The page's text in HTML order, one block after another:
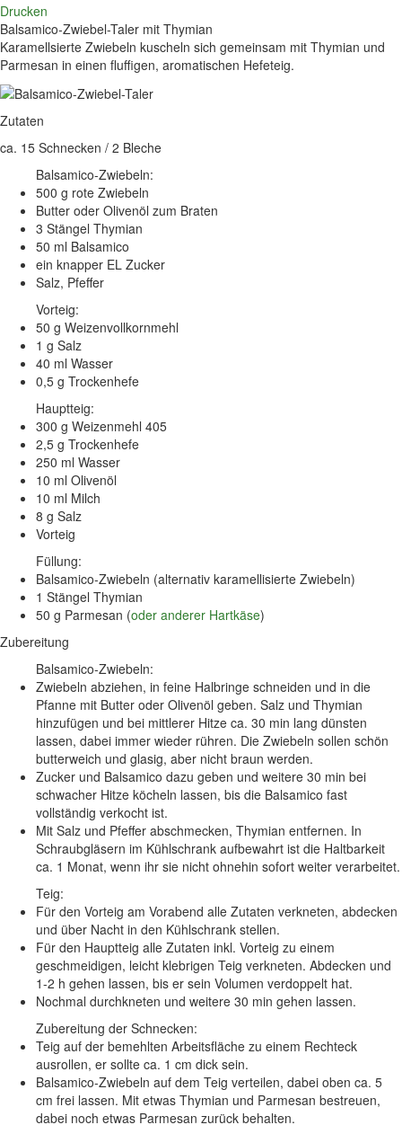
Drucken
Balsamico-Zwiebel-Taler mit Thymian
Karamellsierte Zwiebeln kuscheln sich gemeinsam mit Thymian und
Parmesan in einen fluffigen, aromatischen Hefeteig.
Zutaten
ca. 15 Schnecken / 2 Bleche
Balsamico-Zwiebeln:
500 g rote Zwiebeln
Butter oder Olivenöl zum Braten
3 Stängel Thymian
50 ml Balsamico
ein knapper EL Zucker
Salz, Pfeffer
Vorteig:
50 g Weizenvollkornmehl
1 g Salz
40 ml Wasser
0,5 g Trockenhefe
Hauptteig:
300 g Weizenmehl 405
2,5 g Trockenhefe
250 ml Wasser
10 ml Olivenöl
10 ml Milch
8 g Salz
Vorteig
Füllung:
Balsamico-Zwiebeln (alternativ karamellisierte Zwiebeln)
1 Stängel Thymian
50 g Parmesan (oder anderer Hartkäse)
Zubereitung
Balsamico-Zwiebeln:
Zwiebeln abziehen, in feine Halbringe schneiden und in die
Pfanne mit Butter oder Olivenöl geben. Salz und Thymian
hinzufügen und bei mittlerer Hitze ca. 30 min lang dünsten
lassen, dabei immer wieder rühren. Die Zwiebeln sollen schön
butterweich und glasig, aber nicht braun werden.
Zucker und Balsamico dazu geben und weitere 30 min bei
schwacher Hitze köcheln lassen, bis die Balsamico fast
vollständig verkocht ist.
Mit Salz und Pfeffer abschmecken, Thymian entfernen. In
Schraubgläsern im Kühlschrank aufbewahrt ist die Haltbarkeit
ca. 1 Monat, wenn ihr sie nicht ohnehin sofort weiter verarbeitet.
Teig:
Für den Vorteig am Vorabend alle Zutaten verkneten, abdecken
und über Nacht in den Kühlschrank stellen.
Für den Hauptteig alle Zutaten inkl. Vorteig zu einem
geschmeidigen, leicht klebrigen Teig verkneten. Abdecken und
1-2 h gehen lassen, bis er sein Volumen verdoppelt hat.
Nochmal durchkneten und weitere 30 min gehen lassen.
Zubereitung der Schnecken:
Teig auf der bemehlten Arbeitsfläche zu einem Rechteck
ausrollen, er sollte ca. 1 cm dick sein.
Balsamico-Zwiebeln auf dem Teig verteilen, dabei oben ca. 5
cm frei lassen. Mit etwas Thymian und Parmesan bestreuen,
dabei noch etwas Parmesan zurück behalten.